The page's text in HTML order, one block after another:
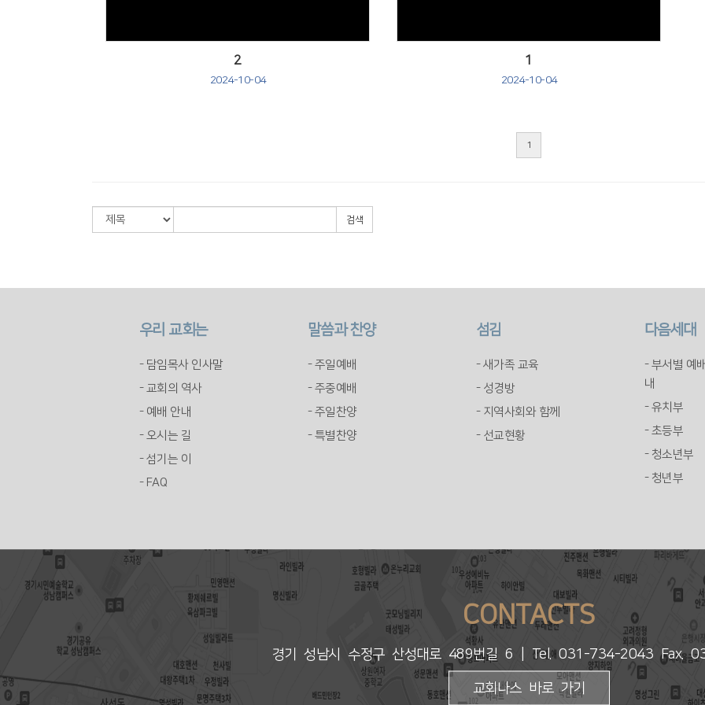
2
2024-10-04
1
2024-10-04
1
검색
우리 교회는
- 담임목사 인사말
- 교회의 역사
- 예배 안내
- 오시는 길
- 섬기는 이
- FAQ
말씀과 찬양
- 주일예배
- 주중예배
- 주일찬양
- 특별찬양
섬김
- 새가족 교육
- 성경방
- 지역사회와 함께
- 선교현황
다음세대
- 부서별 예
내
- 유치부
- 초등부
- 청소년부
- 청년부
CONTACTS
경기 성남시 수정구 산성대로 489번길 6 | Tel. 031-734-2043 Fax.
교회나스 바로 가기